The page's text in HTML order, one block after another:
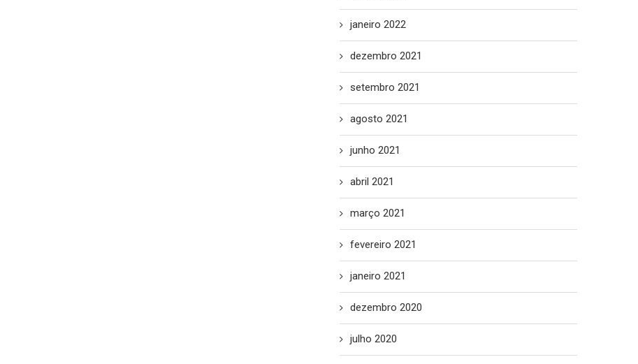
janeiro 2022
dezembro 2021
setembro 2021
agosto 2021
junho 2021
abril 2021
março 2021
fevereiro 2021
janeiro 2021
dezembro 2020
julho 2020